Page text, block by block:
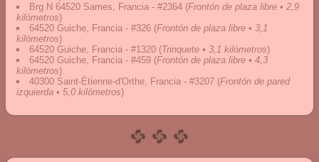
Brg N 64520 Sames, Francia - #2364 (Frontón de plaza libre • 2,9
kilómetros)
64520 Guiche, Francia - #326 (Frontón de plaza libre • 3,1
kilómetros)
64520 Guiche, Francia - #1320 (Trinquete • 3,1 kilómetros)
64520 Guiche, Francia - #459 (Frontón de plaza libre • 4,3
kilómetros)
40300 Saint-Étienne-d'Orthe, Francia - #3207 (Frontón de pared
izquierda • 5,0 kilómetros)